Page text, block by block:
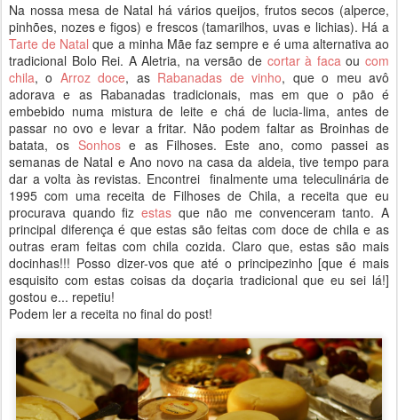
Na nossa mesa de Natal há vários queijos, frutos secos (alperce,
pinhões, nozes e figos) e frescos (tamarilhos, uvas e lichias). Há a
Tarte de Natal que a minha Mãe faz sempre e é uma alternativa ao
tradicional Bolo Rei. A Aletria, na versão de cortar à facaoucom
chila, o Arroz doce, as Rabanadas de vinho, que o meu avô
adorava e as Rabanadas tradicionais, mas em que o pão é
embebido numa mistura de leite e chá de lucia-lima, antes de
passar no ovo e levar a fritar. Não podem faltar as Broinhas de
batata, os Sonhos e as Filhoses. Este ano, como passei as
semanas de Natal e Ano novo na casa da aldeia, tive tempo para
dar a volta às revistas. Encontrei finalmente uma teleculinária de
1995 com uma receita de Filhoses de Chila, a receita que eu
procurava quando fiz estas que não me convenceram tanto. A
principal diferença é que estas são feitas com doce de chila e as
outras eram feitas com chila cozida. Claro que, estas são mais
docinhas!!! Posso dizer-vos que até o principezinho [que é mais
esquisito com estas coisas da doçaria tradicional que eu sei lá!]
gostou e... repetiu!
Podem ler a receita no final do post!